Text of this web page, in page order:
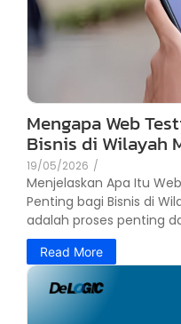
Mengapa Web
Bisnis di Wilayah
19/05/2026 /
Menjelaskan Apa Itu
Penting bagi Bisnis di
adalah proses penting
Read More